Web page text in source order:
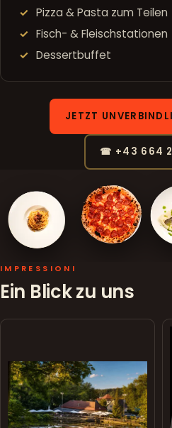
Pizza & Pasta zum Teilen
Fisch- & Fleischstationen
Dessertbuffet
JETZT
☎ +43 664
IMPRESSIONI
Ein Blick zu uns